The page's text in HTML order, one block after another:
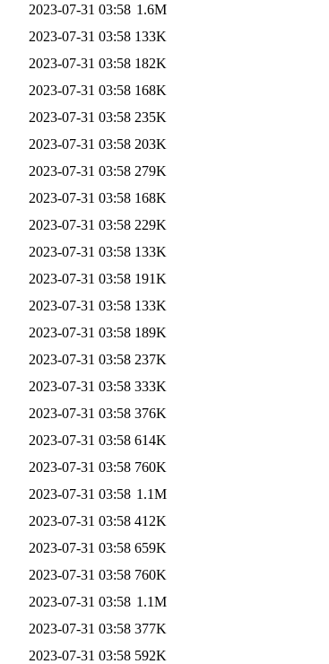
2023-07-31 03:58 1.6M
2023-07-31 03:58 133K
2023-07-31 03:58 182K
2023-07-31 03:58 168K
2023-07-31 03:58 235K
2023-07-31 03:58 203K
2023-07-31 03:58 279K
2023-07-31 03:58 168K
2023-07-31 03:58 229K
2023-07-31 03:58 133K
2023-07-31 03:58 191K
2023-07-31 03:58 133K
2023-07-31 03:58 189K
2023-07-31 03:58 237K
2023-07-31 03:58 333K
2023-07-31 03:58 376K
2023-07-31 03:58 614K
2023-07-31 03:58 760K
2023-07-31 03:58 1.1M
2023-07-31 03:58 412K
2023-07-31 03:58 659K
2023-07-31 03:58 760K
2023-07-31 03:58 1.1M
2023-07-31 03:58 377K
2023-07-31 03:58 592K